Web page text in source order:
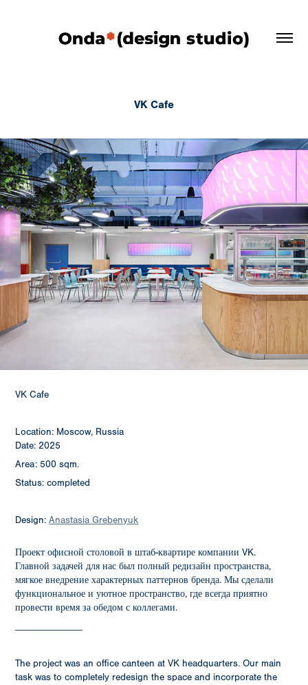
VK Cafe
VK Cafe
Location: Moscow, Russia
Date: 2025
Area: 500 sqm.
Status: completed
Design:Anastasia Grebenyuk
Проект офисной столовой в штаб-квартире компании VK.
Главной задачей для нас был полный редизайн пространства,
мягкое внедрение характерных паттернов бренда. Мы сделали
функциональное и уютное пространство, где всегда приятно
провести время за обедом с коллегами.
The project was an office canteen at VK headquarters. Our main
task was to completely redesign the space and incorporate the